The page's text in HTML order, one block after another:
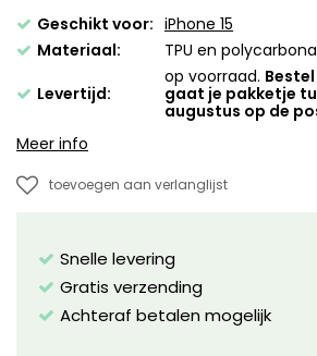
Geschikt voor: iPhone 15
Materiaal:
TPU en
Levertijd:
op voorraad.
gaat je pakketje
augustus op de
Meer info
toevoegen aan verlanglijst
Snelle levering
Gratis verzending
Achteraf betalen mogelijk